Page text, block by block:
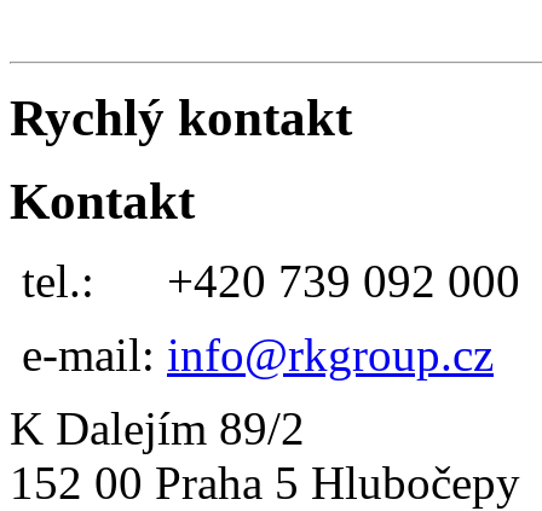
Rychlý kontakt
Kontakt
tel.: +420 739 092 000
e-mail: info@rkgroup.cz
K Dalejím 89/2
152 00 Praha 5 Hlubočepy